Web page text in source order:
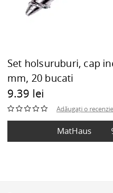
Set holsuruburi, cap
mm, 20 bucati
9.39 lei
Adăugați o recenzie
MatHaus